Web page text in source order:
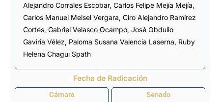
Alejandro Corrales Escobar, Carlos Felipe Mejía Mejía,
Carlos Manuel Meisel Vergara, Ciro Alejandro Ramírez
Cortés, Gabriel Velasco Ocampo, José Obdulio
Gaviria Vélez, Paloma Susana Valencia Laserna, Ruby
Helena Chagui Spath
Fecha de Radicación
Cámara Senado